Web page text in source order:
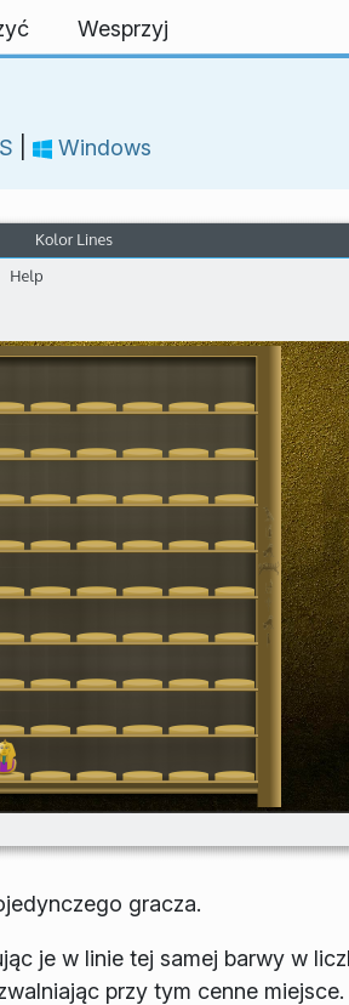
Wesprzyj
Windows
gracza.
je w linie tej samej barwy w
przy tym cenne miejsce.